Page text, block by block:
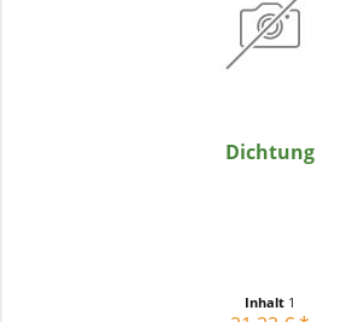
Dichtung
Inhalt 1